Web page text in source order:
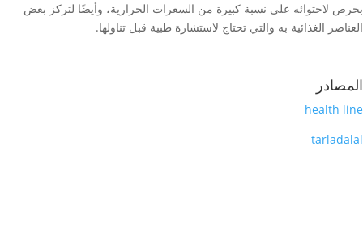
بحرص لاحتوائه على نسبة كبيرة من السعرات الحرارية، وأيضًا لتركز بعض
العناصر الغذائية به والتي تحتاج لاستشارة طبية قبل تناولها.
المصادر
health line
tarladalal